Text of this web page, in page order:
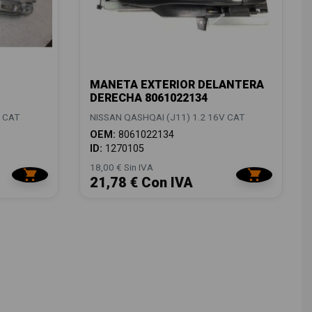
MANETA EXTERIOR DELANTERA
DERECHA 8061022134
NISSAN QASHQAI (J11) 1.2 16V CAT
OEM: 8061022134
ID: 1270105
18,00 € Sin IVA
21,78 € Con IVA